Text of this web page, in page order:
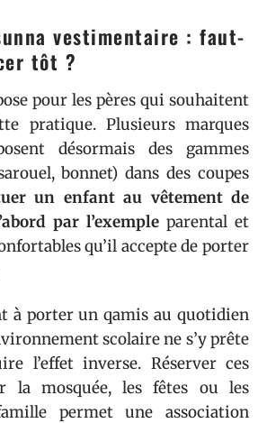
vestimentaire : faut-
tôt ?
pour les pères qui souhaitent
pratique. Plusieurs marques
désormais des gammes
bonnet) dans des coupes
un enfant au vêtement de
par l’exemple parental et
qu’il accepte de porter
à porter un qamis au quotidien
scolaire ne s’y prête
l’effet inverse. Réserver ces
la mosquée, les fêtes ou les
permet une association